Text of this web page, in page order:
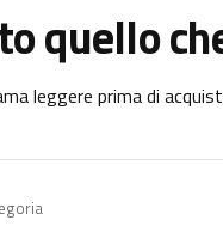
quello
leggere prima di